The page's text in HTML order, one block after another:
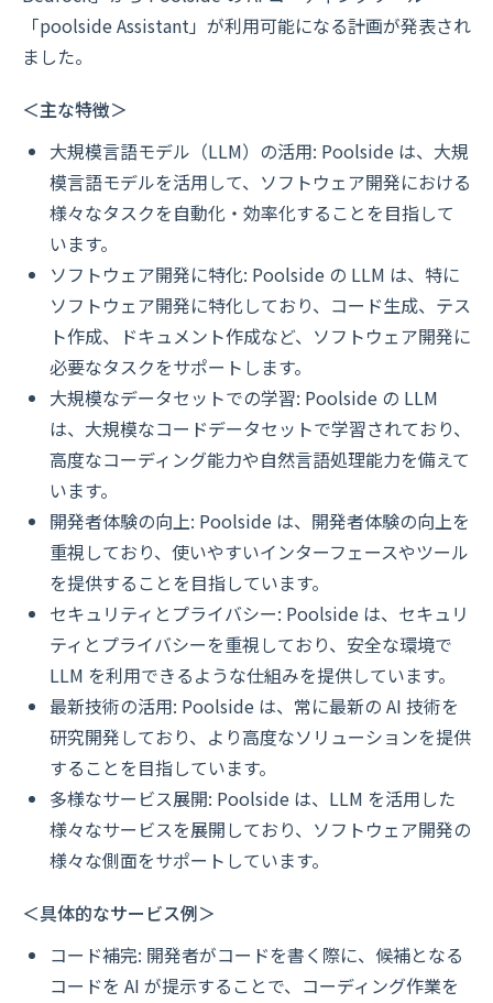
「poolside Assistant」が利用可能になる計画が発表され
ました。
＜主な特徴＞
大規模言語モデル（LLM）の活用: Poolside は、大規
模言語モデルを活用して、ソフトウェア開発における
様々なタスクを自動化・効率化することを目指して
います。
ソフトウェア開発に特化: Poolside の LLM は、特に
ソフトウェア開発に特化しており、コード生成、テス
ト作成、ドキュメント作成など、ソフトウェア開発に
必要なタスクをサポートします。
大規模なデータセットでの学習: Poolside の LLM
は、大規模なコードデータセットで学習されており、
高度なコーディング能力や自然言語処理能力を備えて
います。
開発者体験の向上: Poolside は、開発者体験の向上を
重視しており、使いやすいインターフェースやツール
を提供することを目指しています。
セキュリティとプライバシー: Poolside は、セキュリ
ティとプライバシーを重視しており、安全な環境で
LLM を利用できるような仕組みを提供しています。
最新技術の活用: Poolside は、常に最新の AI 技術を
研究開発しており、より高度なソリューションを提供
することを目指しています。
多様なサービス展開: Poolside は、LLM を活用した
様々なサービスを展開しており、ソフトウェア開発の
様々な側面をサポートしています。
＜具体的なサービス例＞
コード補完: 開発者がコードを書く際に、候補となる
コードを AI が提示することで、コーディング作業を